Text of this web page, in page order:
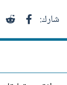
شارك: فيسبوك